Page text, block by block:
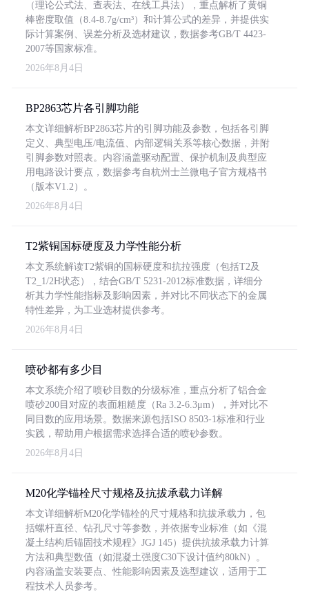
（理论公式法、查表法、在线工具法），重点解析了黄铜
棒密度取值（8.4-8.7g/cm³）和计算公式的差异，并提供实
际计算案例、误差分析及选材建议，数据参考GB/T 4423-
2007等国家标准。
2026年8月4日
BP2863芯片各引脚功能
本文详细解析BP2863芯片的引脚功能及参数，包括各引脚
定义、典型电压/电流值、内部逻辑关系等核心数据，并附
引脚参数对照表。内容涵盖驱动配置、保护机制及典型应
用电路设计要点，数据参考自杭州士兰微电子官方规格书
（版本V1.2）。
2026年8月4日
T2紫铜国标硬度及力学性能分析
本文系统解读T2紫铜的国标硬度和抗拉强度（包括T2及
T2_1/2H状态），结合GB/T 5231-2012标准数据，详细分
析其力学性能指标及影响因素，并对比不同状态下的金属
特性差异，为工业选材提供参考。
2026年8月4日
喷砂都有多少目
本文系统介绍了喷砂目数的分级标准，重点分析了铝合金
喷砂200目对应的表面粗糙度（Ra 3.2-6.3μm），并对比不
同目数的应用场景。数据来源包括ISO 8503-1标准和行业
实践，帮助用户根据需求选择合适的喷砂参数。
2026年8月4日
M20化学锚栓尺寸规格及抗拔承载力详解
本文详细解析M20化学锚栓的尺寸规格和抗拔承载力，包
括螺杆直径、钻孔尺寸等参数，并依据专业标准（如《混
凝土结构后锚固技术规程》JGJ 145）提供抗拔承载力计算
方法和典型数值（如混凝土强度C30下设计值约80kN）。
内容涵盖安装要点、性能影响因素及选型建议，适用于工
程技术人员参考。